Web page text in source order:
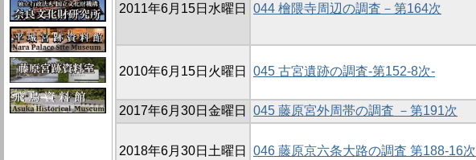
2011年6月15日水曜日 044 檜隈寺周辺の調査－第164次
2010年6月15日火曜日 045 古宮遺跡の調査-第152-8次-
2017年6月30日金曜日
045 藤原宮外周帯の調査 －第191次
2018年6月30日土曜日 046 藤原京六条大路の調査 第188-16次